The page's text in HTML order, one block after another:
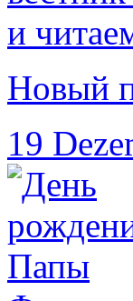
Новый
19